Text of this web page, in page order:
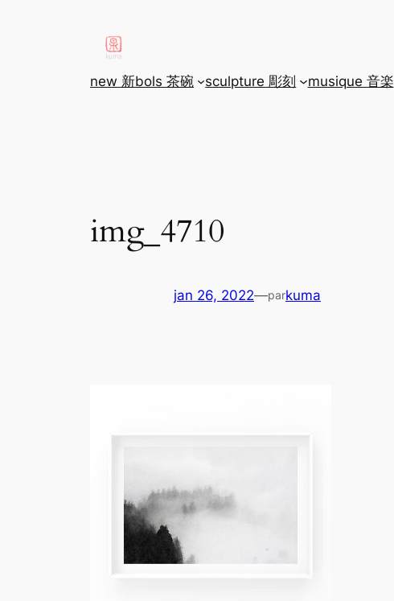
new 新bols 茶碗 sculpture 彫刻 musique 音楽
img_4710
jan 26, 2022—parkuma